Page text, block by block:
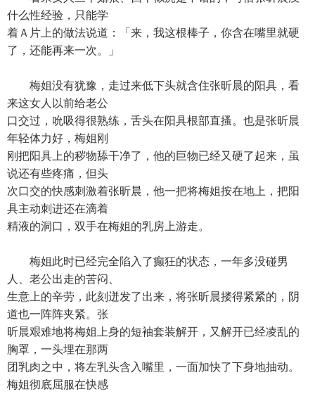
什么性经验，只能学
着Ａ片上的做法说道：「来，我这根棒子，你含在嘴里就硬
了，还能再来一次。」
梅姐没有犹豫，走过来低下头就含住张昕晨的阳具，看
来这女人以前给老公
口交过，吮吸得很熟练，舌头在阳具根部直搔。也是张昕晨
年轻体力好，梅姐刚
刚把阳具上的秽物舔干净了，他的巨物已经又硬了起来，虽
说还有些疼痛，但头
次口交的快感刺激着张昕晨，他一把将梅姐按在地上，把阳
具主动刺进还在滴着
精液的洞口，双手在梅姐的乳房上游走。
梅姐此时已经完全陷入了癫狂的状态，一年多没碰男
人、老公出走的苦闷、
生意上的辛劳，此刻迸发了出来，将张昕晨搂得紧紧的，阴
道也一阵阵夹紧。张
昕晨艰难地将梅姐上身的短袖套装解开，又解开已经凌乱的
胸罩，一头埋在那两
团乳肉之中，将左乳头含入嘴里，一面加快了下身地抽动。
梅姐彻底屈服在快感